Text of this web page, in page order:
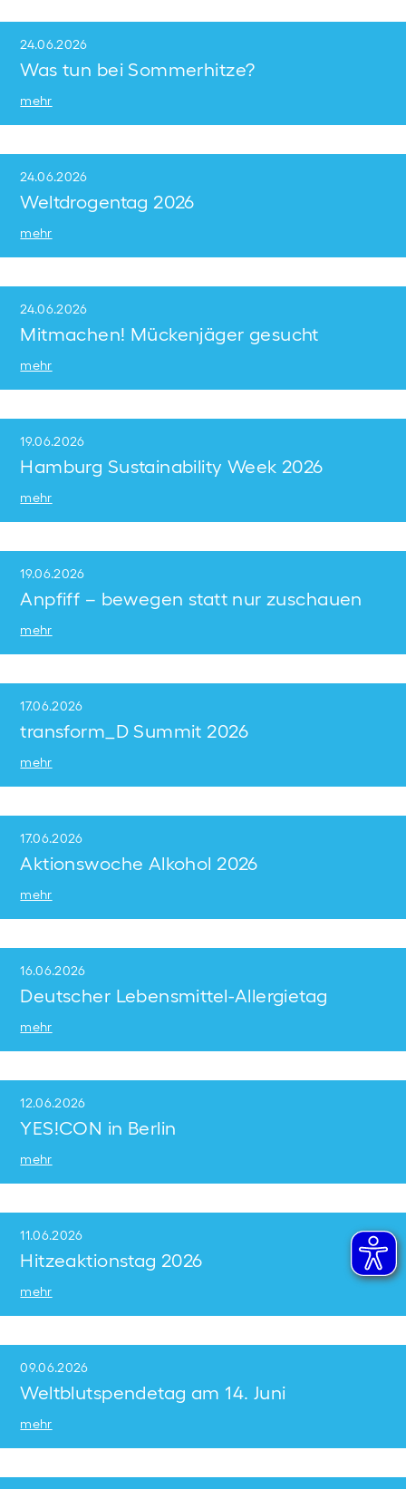
24.06.2026
Was tun bei Sommerhitze?
mehr
24.06.2026
Weltdrogentag 2026
mehr
24.06.2026
Mitmachen! Mückenjäger gesucht
mehr
19.06.2026
Hamburg Sustainability Week 2026
mehr
19.06.2026
Anpfiff – bewegen statt nur zuschauen
mehr
17.06.2026
transform_D Summit 2026
mehr
17.06.2026
Aktionswoche Alkohol 2026
mehr
16.06.2026
Deutscher Lebensmittel-Allergietag
mehr
12.06.2026
YES!CON in Berlin
mehr
11.06.2026
Hitzeaktionstag 2026
mehr
09.06.2026
Weltblutspendetag am 14. Juni
mehr